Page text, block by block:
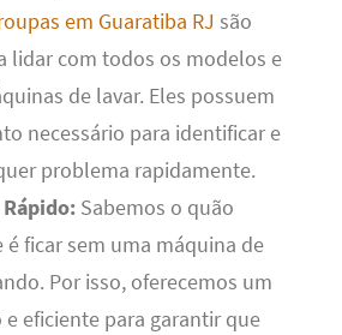
em Guaratiba RJ são
lidar com todos os modelos e
de lavar. Eles possuem
necessário para identificar e
problema rapidamente.
Sabemos o quão
é ficar sem uma máquina de
Por isso, oferecemos um
eficiente para garantir que